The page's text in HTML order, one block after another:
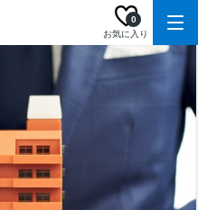
お気に入り
0